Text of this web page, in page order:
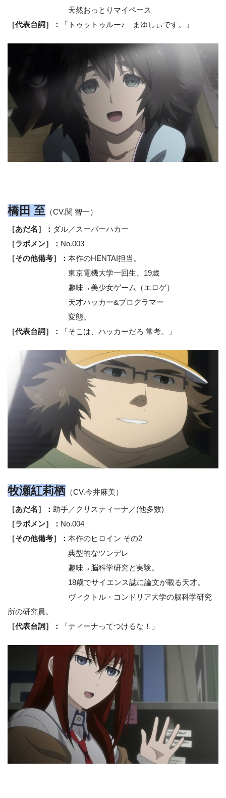
天然おっとりマイペース
［代表台詞］：
「トゥットゥルー♪ まゆしぃです。」
橋田 至 （CV.関 智一）
［あだ名］： ダル／スーパーハカー
［ラボメン］： No.003
［その他備考］： 本作のHENTAI担当。
東京電機大学一回生、19歳
趣味→美少女ゲーム（エロゲ）
天才ハッカー&プログラマー
変態。
［代表台詞］：
「そこは、ハッカーだろ 常考。」
牧瀬紅莉栖 （CV.今井麻美）
［あだ名］： 助手／クリスティーナ／(他多数)
［ラボメン］： No.004
［その他備考］： 本作のヒロイン その2
典型的なツンデレ
趣味→脳科学研究と実験。
18歳でサイエンス誌に論文が載る天才。
ヴィクトル・コンドリア大学の脳科学研究
所の研究員。
［代表台詞］：
「ティーナってつけるな！」